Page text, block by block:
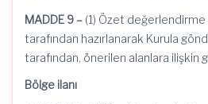
MADDE 9 – (1) Özet değerlendirme
tarafından hazırlanarak Kurula
tarafından, önerilen alanlara ilişkin
Bölge ilanı